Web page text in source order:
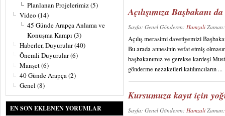
17 Eylül 2011/
Planlanan Projelerimiz(5)
Video (14)
45 Günde Arapça Anlama ve
Konuşma Kampı (3)
Haberler, Duyurular(40)
Önemli Duyurular(6)
Manşet(6)
40 Günde Arapça(2)
Genel (8)
EN SON EKLENEN YORUMLAR
Açılışımıza Başbakanı
Sayfa: Genel Gönderen: Hamzali
Açılış merasimi davetiyemizi
Bu arada annesinin vefat etmiş
başbakanımız ve gerekse kardeşi
gönderme nezaketleri katılımcıların ...
Kursumuza kayıt için
Sayfa: Genel Gönderen:Hamzali